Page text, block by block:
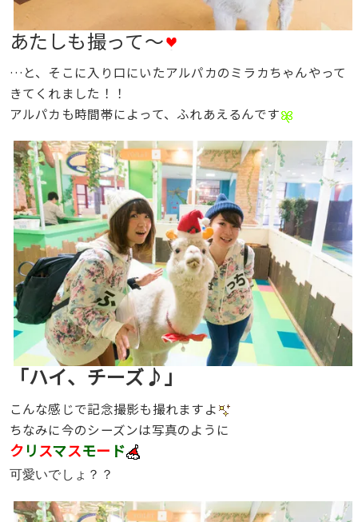
あたしも撮って〜
…と、そこに入り口にいたアルパカのミラカちゃんやって
きてくれました！！
アルパカも時間帯によって、ふれあえるんです
「ハイ、チーズ♪」
こんな感じで記念撮影も撮れますよ
ちなみに今のシーズンは写真のように
クリスマスモー ド
可愛いでしょ？？